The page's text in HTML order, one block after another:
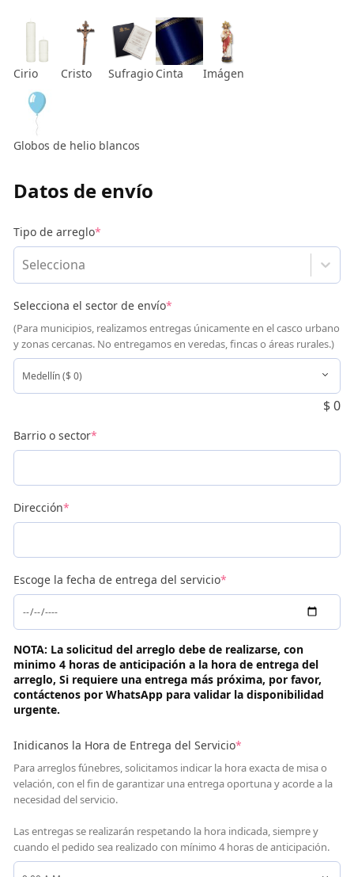
Cirio Cristo Sufragio Cinta Imágen
Globos de helio blancos
Datos de envío
Tipo de arreglo*
Selecciona
Selecciona el sector de envío*
(Para municipios, realizamos entregas únicamente en el casco urbano
y zonas cercanas. No entregamos en veredas, fincas o áreas rurales.)
$0
Barrio o sector*
Dirección*
Escoge la fecha de entrega del servicio*
NOTA: La solicitud del arreglo debe de realizarse, con
minimo 4 horas de anticipación a la hora de entrega del
arreglo, Si requiere una entrega más próxima, por favor,
contáctenos por WhatsApp para validar la disponibilidad
urgente.
Inidicanos la Hora de Entrega del Servicio*
Para arreglos fúnebres, solicitamos indicar la hora exacta de misa o
velación, con el fin de garantizar una entrega oportuna y acorde a la
necesidad del servicio.
Las entregas se realizarán respetando la hora indicada, siempre y
cuando el pedido sea realizado con mínimo 4 horas de anticipación.